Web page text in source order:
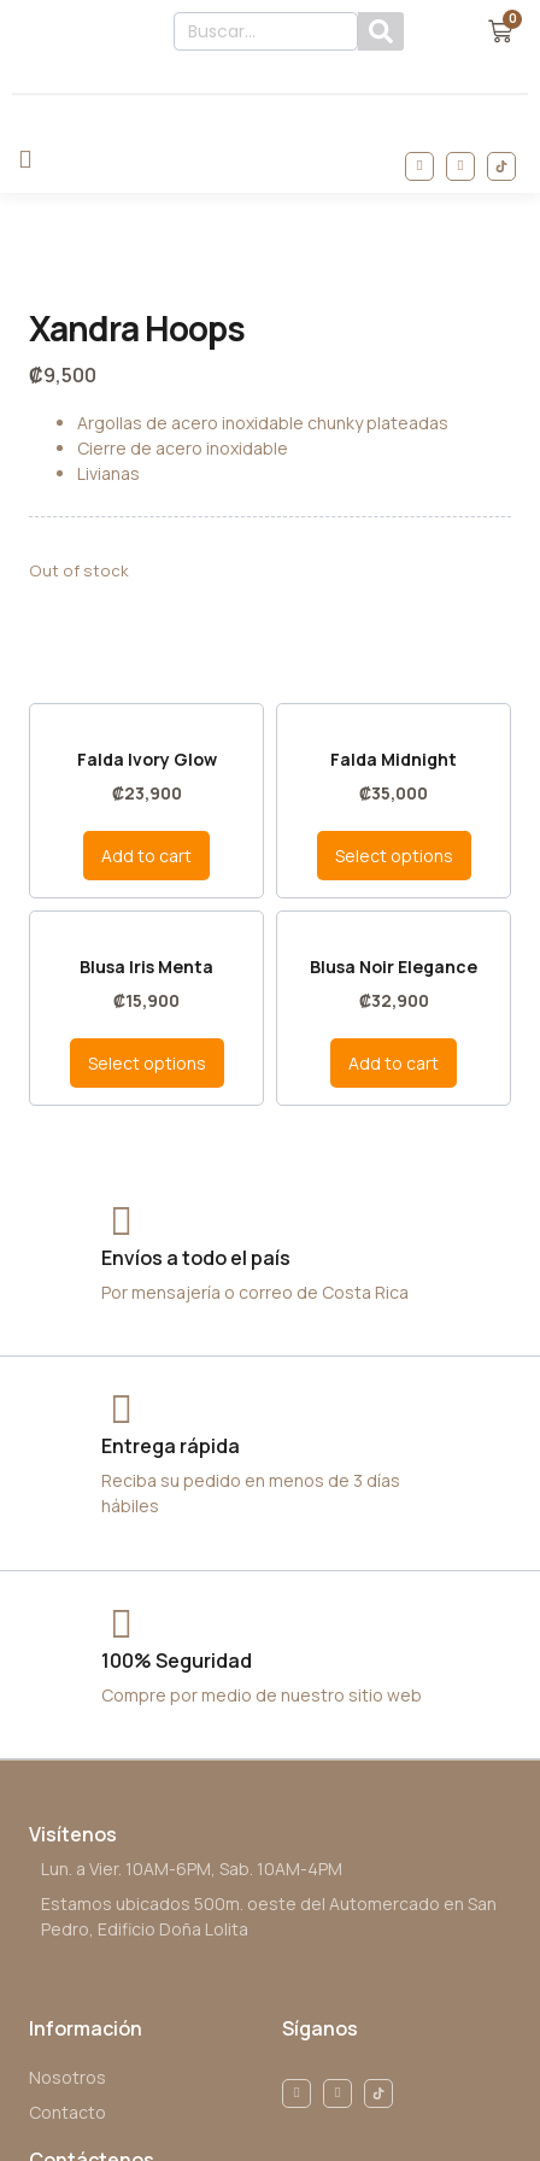
0
Xandra Hoops
₡9,500
Argollas de acero inoxidable chunky plateadas
Cierre de acero inoxidable
Livianas
Out of stock
Falda Ivory Glow
₡23,900
Add to cart
Falda Midnight
₡35,000
Select options
Blusa Iris Menta
₡15,900
Select options
Blusa Noir Elegance
₡32,900
Add to cart
Envíos a todo el país
Por mensajería o correo de Costa Rica
Entrega rápida
Reciba su pedido en menos de 3 días
hábiles
100% Seguridad
Compre por medio de nuestro sitio web
Visítenos
Lun. a Vier. 10AM-6PM, Sab. 10AM-4PM
Estamos ubicados 500m. oeste del Automercado en San
Pedro, Edificio Doña Lolita
Información
Nosotros
Contacto
Síganos